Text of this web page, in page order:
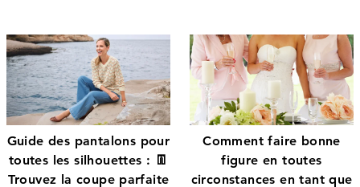
Guide des pantalons pour
toutes les silhouettes : 👖
Trouvez la coupe parfaite
Comment faire bonne
figure en toutes
circonstances en tant que